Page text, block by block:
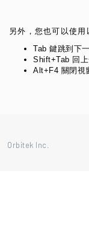
另外，您也可以使用
Tab 鍵跳到下
Shift+Tab 回
Alt+F4 關閉視
Orbitek Inc.